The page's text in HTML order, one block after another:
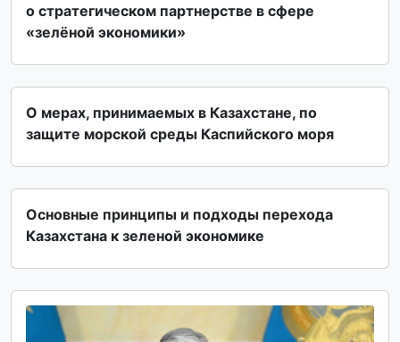
о стратегическом партнерстве в сфере
«зелёной экономики»
О мерах, принимаемых в Казахстане, по
защите морской среды Каспийского моря
Основные принципы и подходы перехода
Казахстана к зеленой экономике